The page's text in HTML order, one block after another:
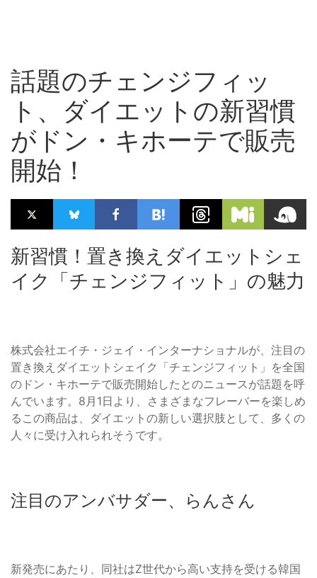
話題のチェンジフィッ
ト、ダイエットの新習慣
がドン・キホーテで販売
開始！
新習慣！置き換えダイエットシェ
イク「チェンジフィット」の魅力
株式会社エイチ・ジェイ・インターナショナルが、注目の
置き換えダイエットシェイク「チェンジフィット」を全国
のドン・キホーテで販売開始したとのニュースが話題を呼
んでいます。8月1日より、さまざまなフレーバーを楽しめ
るこの商品は、ダイエットの新しい選択肢として、多くの
人々に受け入れられそうです。
注目のアンバサダー、らんさん
新発売にあたり、同社はZ世代から高い支持を受ける韓国